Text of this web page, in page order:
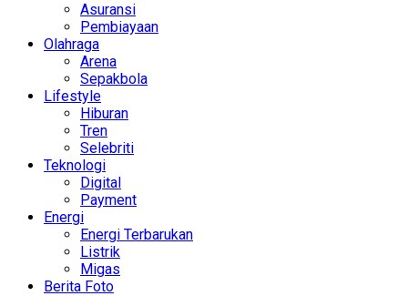
Asuransi
Pembiayaan
Olahraga
Arena
Sepakbola
Lifestyle
Hiburan
Tren
Selebriti
Teknologi
Digital
Payment
Energi
Energi Terbarukan
Listrik
Migas
Berita Foto